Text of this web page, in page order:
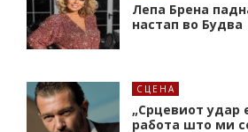
Лепа Брена
настап во Будва
СЦЕНА
„Срцевиот удар
работа што ми